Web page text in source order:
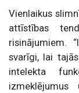
Vienlaikus
attīstības
risinājumiem.
svarīgi, lai
intelekta